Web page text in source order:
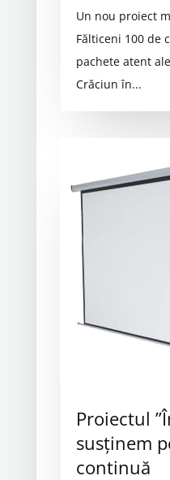
Un nou proiect
Fălticeni 100 de
pachete atent
Crăciun în...
Proiectul
susținem
continuă